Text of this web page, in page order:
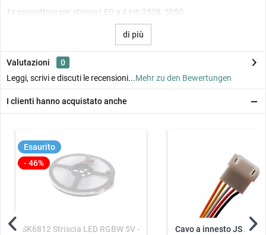
1x connettore per strisce LED a 4 pin 3528, 5050
di più
Valutazioni
0
Leggi, scrivi e discuti le recensioni...Mehr zu den Bewertungen
I clienti hanno acquistato anche
Esaurito
- 46%
SK6812 Striscia LED RGBW 5V -
Cavo a innesto JST